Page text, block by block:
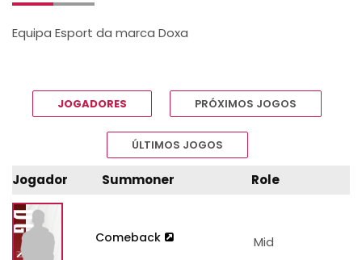
Equipa Esport da marca Doxa
JOGADORES PRÓXIMOS JOGOS
ÚLTIMOS JOGOS
Jogador Summoner Role
Comeback Mid